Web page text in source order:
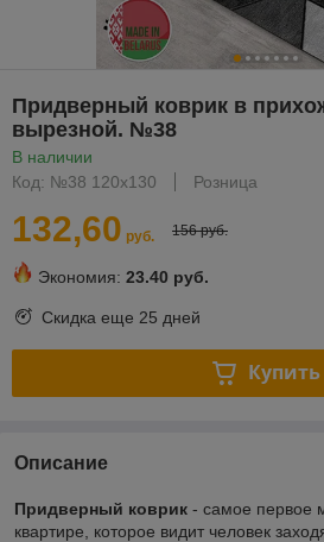
Придверный коврик в
вырезной. №38
В наличии
Код: №38 120х130
Розница
132,60 руб. 156 руб.
Экономия: 23.40 руб.
Скидка еще 25 дней
Купить
Описание
Придверный коврик - самое первое
квартире, которое видит человек